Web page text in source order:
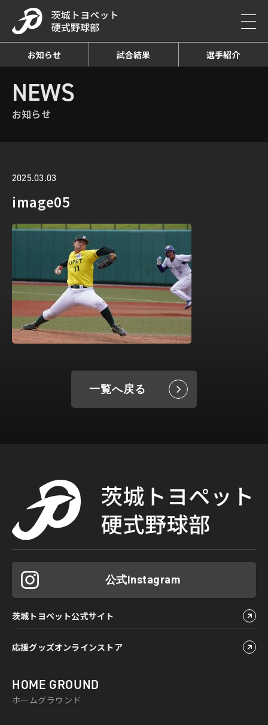
お知らせ 試合結果 選手紹介
HOME お知らせ詳細
NEWS
お知らせ
2025.03.03
image05
一覧へ戻る
公式Instagram
茨城トヨペット公式サイト
応援グッズオンラインストア
HOME GROUND
ホームグラウンド